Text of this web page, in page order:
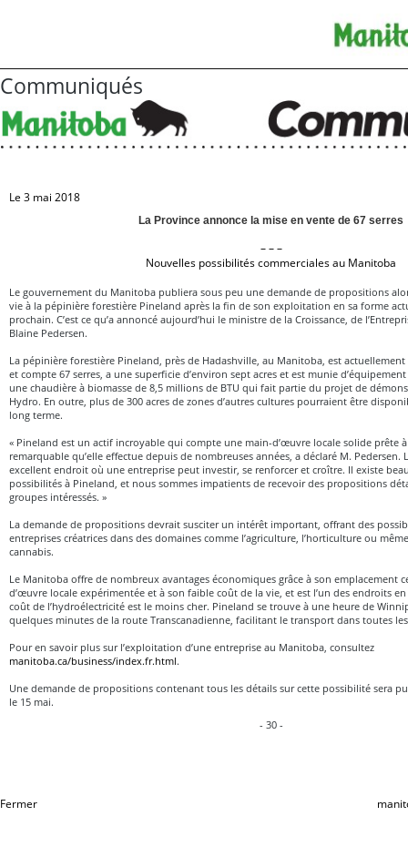
Communiqués
Le 3 mai 2018
La Province annonce la mise en vente de 67 serres
– – –
Nouvelles possibilités commerciales au Manitoba
Le gouvernement du Manitoba publiera sous peu une demande de propositions
vie à la pépinière forestière Pineland après la fin de son exploitation en sa forme
prochain. C’est ce qu’a annoncé aujourd’hui le ministre de la Croissance, de
Blaine Pedersen.
La pépinière forestière Pineland, près de Hadashville, au Manitoba, est
et compte 67 serres, a une superficie d’environ sept acres et est munie
une chaudière à biomasse de 8,5 millions de BTU qui fait partie du projet de
Hydro. En outre, plus de 300 acres de zones d’autres cultures pourraient être
long terme.
« Pineland est un actif incroyable qui compte une main-d’œuvre locale solide prête
remarquable qu’elle effectue depuis de nombreuses années, a déclaré M. Pedersen.
excellent endroit où une entreprise peut investir, se renforcer et croître. Il existe
possibilités à Pineland, et nous sommes impatients de recevoir des propositions
groupes intéressés. »
La demande de propositions devrait susciter un intérêt important, offrant des
entreprises créatrices dans des domaines comme l’agriculture, l’horticulture ou
cannabis.
Le Manitoba offre de nombreux avantages économiques grâce à son emplacement
d’œuvre locale expérimentée et à son faible coût de la vie, et est l’un des endroits
coût de l’hydroélectricité est le moins cher. Pineland se trouve à une heure de
quelques minutes de la route Transcanadienne, facilitant le transport dans toutes
Pour en savoir plus sur l’exploitation d’une entreprise au Manitoba, consultez
manitoba.ca/business/index.fr.html.
Une demande de propositions contenant tous les détails sur cette possibilité sera
le 15 mai.
- 30 -
Fermer